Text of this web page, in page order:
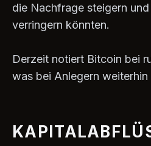
die Nachfrage steigern
verringern könnten.
Derzeit notiert Bitcoin bei
was bei Anlegern weiterhin